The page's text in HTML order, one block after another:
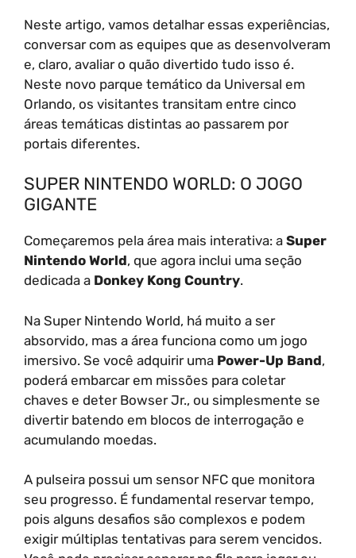
Neste artigo, vamos detalhar essas experiências,
conversar com as equipes que as desenvolveram
e, claro, avaliar o quão divertido tudo isso é.
Neste novo parque temático da Universal em
Orlando, os visitantes transitam entre cinco
áreas temáticas distintas ao passarem por
portais diferentes.
SUPER NINTENDO WORLD: O JOGO
GIGANTE
Começaremos pela área mais interativa: a Super
Nintendo World, que agora inclui uma seção
dedicada a Donkey Kong Country.
Na Super Nintendo World, há muito a ser
absorvido, mas a área funciona como um jogo
imersivo. Se você adquirir uma Power-Up Band,
poderá embarcar em missões para coletar
chaves e deter Bowser Jr., ou simplesmente se
divertir batendo em blocos de interrogação e
acumulando moedas.
A pulseira possui um sensor NFC que monitora
seu progresso. É fundamental reservar tempo,
pois alguns desafios são complexos e podem
exigir múltiplas tentativas para serem vencidos.